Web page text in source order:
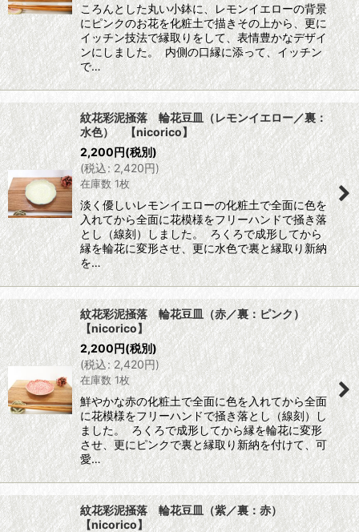
ころんとした丸い小鉢に、レモンイエローの背景
にピンクのお花を化粧土で描きその上から、更に
イッチン技法で縁取りをして、表情豊かなデザイ
ンにしました。 内側の口縁に添って、イッチン
で…
紋花彩泥掻落 輪花豆皿（レモンイエロー／裏：
水色） 【nicorico】
2,200円(税別)
(税込: 2,420円)
在庫数 1枚
淡く優しいレモンイエローの化粧土で全面に色を
入れてから全面に花模様をフリーハンドで掻き落
とし（線刻）しました。 ろくろで成形してから
縁を輪花に変形させ、更に水色で裏と縁取り新納
を…
紋花彩泥掻落 輪花豆皿（赤／裏：ピンク）
【nicorico】
2,200円(税別)
(税込: 2,420円)
在庫数 1枚
鮮やかな赤の化粧土で全面に色を入れてから全面
に花模様をフリーハンドで掻き落とし（線刻）し
ました。 ろくろで成形してから縁を輪花に変形
させ、更にピンクで裏と縁取り新納を付けて、可
愛…
紋花彩泥掻落 輪花豆皿（紫／裏：赤）
【nicorico】